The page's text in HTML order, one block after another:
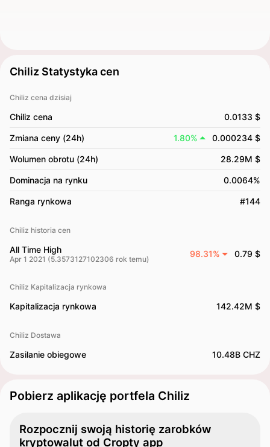
Chiliz Statystyka cen
Chiliz cena dzisiaj
Chiliz cena 0.0133 $
Zmiana ceny (24h) 1.80% 0.000234 $
Wolumen obrotu (24h) 28.29M $
Dominacja na rynku 0.0064%
Ranga rynkowa #144
Chiliz historia cen
All Time High
Apr 1 2021 (5.3573127102306 rok temu)
98.31% 0.79 $
Chiliz Kapitalizacja rynkowa
Kapitalizacja rynkowa 142.42M $
Chiliz Dostawa
Zasilanie obiegowe 10.48B CHZ
Pobierz aplikację portfela Chiliz
Rozpocznij swoją historię zarobków
kryptowalut od Cropty app